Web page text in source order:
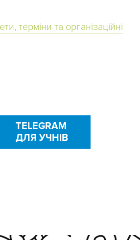
терміни та організаційні
TELEGRAM
ДЛЯ УЧНІВ